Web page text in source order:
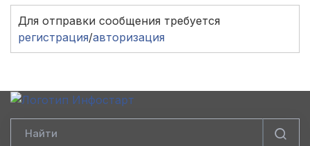
Для отправки сообщения требуется
регистрация/авторизация